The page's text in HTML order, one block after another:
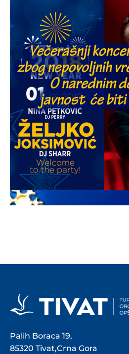
Palih Boraca 19,
85320 Tivat,Crna Gora